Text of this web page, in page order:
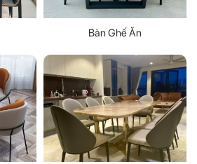
Bàn Ghế Ăn